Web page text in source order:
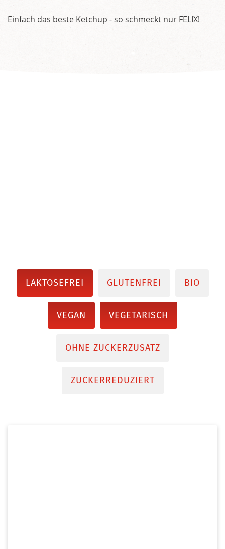
Einfach das beste Ketchup - so schmeckt nur FELIX!
LAKTOSEFREI GLUTENFREI BIO
VEGAN VEGETARISCH
OHNE ZUCKERZUSATZ
ZUCKERREDUZIERT